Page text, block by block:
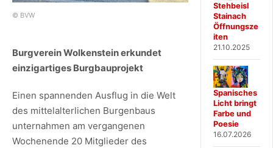
© BVW
Burgverein Wolkenstein erkundet
einzigartiges Burgbauprojekt
Einen spannenden Ausflug in die Welt
des mittelalterlichen Burgenbaus
unternahmen am vergangenen
Wochenende 20 Mitglieder des
Stehbeisl
Stainach
Öffnungsze
iten
21.10.2025
Spanisches
Licht bringt
Farbe und
Poesie
16.07.2026